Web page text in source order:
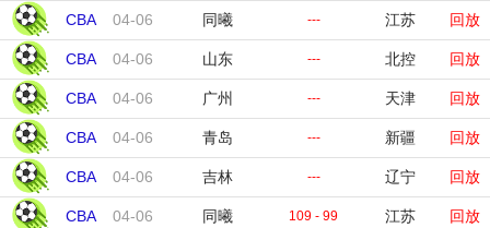
CBA 04-06 同曦 --- 江苏 回放
CBA 04-06 山东 --- 北控 回放
CBA 04-06 广州 --- 天津 回放
CBA 04-06 青岛 --- 新疆 回放
CBA 04-06 吉林 --- 辽宁 回放
CBA 04-06 同曦 109 - 99 江苏 回放